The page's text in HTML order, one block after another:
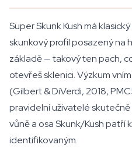
Super Skunk Kush má
skunkový profil posazený na
základě — takový ten pach,
otevřeš sklenici. Výzkum
(Gilbert & DiVerdi, 2018,
pravidelní uživatelé
vůně a osa Skunk/Kush patří
identifikovaným.